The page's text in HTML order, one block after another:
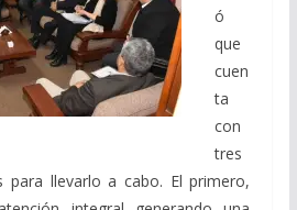
ó
que
cuen
ta
con
tres
para llevarlo a cabo. El primero,